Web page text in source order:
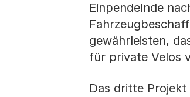
Einpendelnde
gewährleisten,
für private Velos
Das dritte